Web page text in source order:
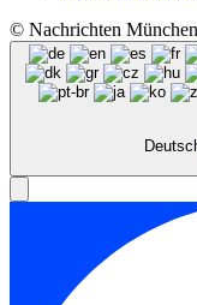
© Nachrichten